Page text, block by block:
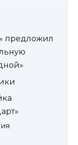
предложил